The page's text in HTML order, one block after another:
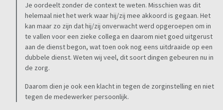
Je oordeelt zonder de context te weten. Misschien was dit
helemaal niet het werk waar hij/zij mee akkoord is gegaan. Het
kan maar zo zijn dat hij/zij onverwacht werd opgeroepen om in
te vallen voor een zieke collega en daarom niet goed uitgerust
aan de dienst begon, wat toen ook nog eens uitdraaide op een
dubbele dienst. Weten wij veel, dit soort dingen gebeuren nu in
de zorg.
Daarom dien je ook een klacht in tegen de zorginstelling en niet
tegen de medewerker persoonlijk.